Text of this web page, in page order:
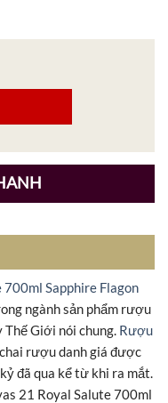
Sapphire Flagon
ngành sản phẩm rượu
Giới nói chung. Rượu
rượu danh giá được
đã qua kể từ khi ra mắt.
21 Royal Salute 700ml